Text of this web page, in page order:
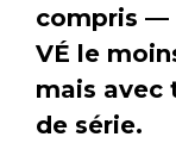
compris —
VÉ le
mais avec
de série.